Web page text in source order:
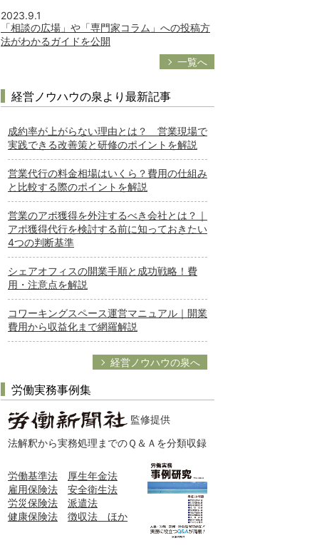
2023.9.1
「相談の広場」や「専門家コラム」への投稿方
法がわかるガイドを公開
一覧へ
経営ノウハウの泉より最新記事
成約率が上がらない理由とは？ 営業現場で
実践できる改善策と研修のポイントを解説
営業代行の料金相場はいくら？費用の仕組み
と比較する際のポイントを解説
営業のアポ獲得を外注するべき会社とは？｜
アポ獲得代行を検討する前に知っておきたい
4つの判断基準
シェアオフィスの開業手順と成功戦略！費
用・注意点を解説
コワーキングスペース運営マニュアル｜開業
費用から収益化まで網羅解説
経営ノウハウの泉へ
労働実務事例集
監修提供
法解釈から実務処理までのＱ＆Ａを分類収録
労働基準法
厚生年金法
雇用保険法
安全衛生法
労災保険法
派遣法
健康保険法
徴収法 ほか